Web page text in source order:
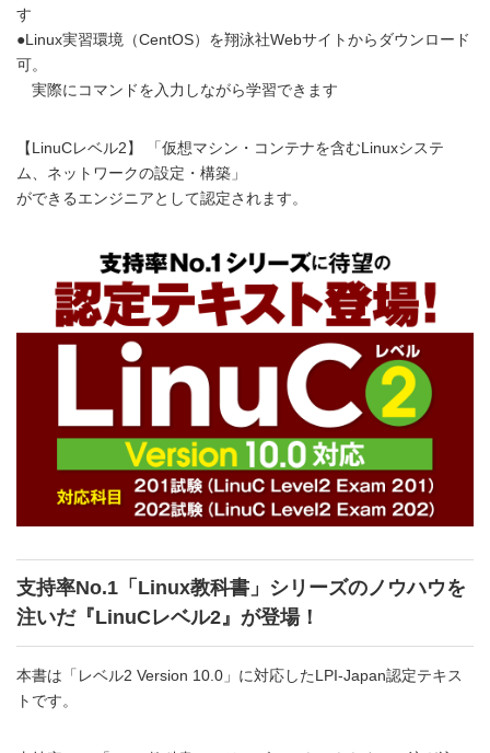
す
●Linux実習環境（CentOS）を翔泳社Webサイトからダウンロード
可。
実際にコマンドを入力しながら学習できます
【LinuCレベル2】 「仮想マシン・コンテナを含むLinuxシステ
ム、ネットワークの設定・構築」
ができるエンジニアとして認定されます。
支持率No.1「Linux教科書」シリーズのノウハウを
注いだ『LinuCレベル2』が登場！
本書は「レベル2 Version 10.0」に対応したLPI-Japan認定テキス
トです。